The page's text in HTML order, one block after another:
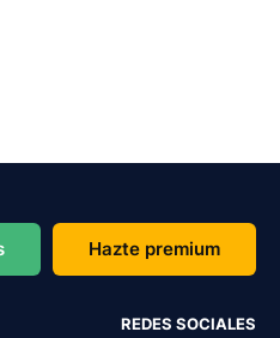
Hazte premium
REDES SOCIALES